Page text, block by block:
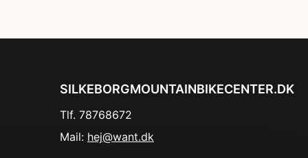
SILKEBORGMOUNTAINBIKECENTER.DK
Tlf. 78768672
Mail: hej@want.dk